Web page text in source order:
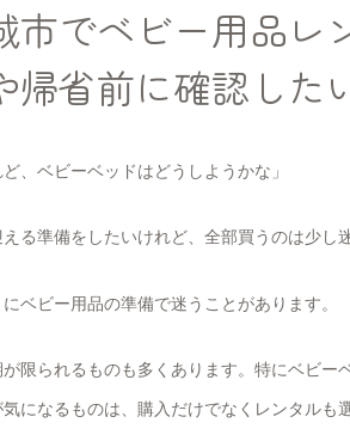
市でベビー用品レ
帰省前に確認した
、ベビーベッドはどうしようかな」
る準備をしたいけれど、全部買うのは少し
ベビー用品の準備で迷うことがあります。
限られるものも多くあります。特にベビー
になるものは、購入だけでなくレンタルも